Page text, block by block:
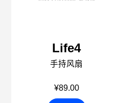
Life4
手持风扇
¥89.00